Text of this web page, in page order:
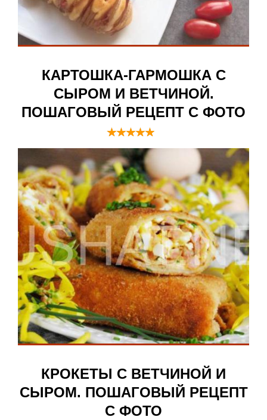
КАРТОШКА-ГАРМОШКА С
СЫРОМ И ВЕТЧИНОЙ.
ПОШАГОВЫЙ РЕЦЕПТ С ФОТО
КРОКЕТЫ С ВЕТЧИНОЙ И
СЫРОМ. ПОШАГОВЫЙ РЕЦЕПТ
С ФОТО